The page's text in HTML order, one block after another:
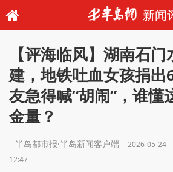
新闻
【评海临风】湖南石
建，地铁吐血女孩捐出
友急得喊“胡闹”，谁懂
金量？
半岛都市报·半岛新闻客户端
2026-05-24
12:47